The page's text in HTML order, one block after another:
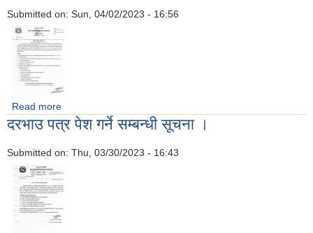
Submitted on: Sun, 04/02/2023 - 16:56
Read more
दरभाउ पत्र पेश गर्ने सम्बन्धी सूचना ।
Submitted on: Thu, 03/30/2023 - 16:43